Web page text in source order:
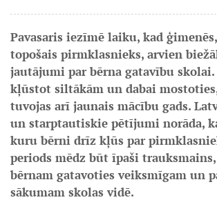
Pavasaris iezīmē laiku, kad
topošais pirmklasnieks, arvien
jautājumi par bērna gatavību
kļūstot siltākām un dabai
tuvojas arī jaunais mācību gads.
un starptautiskie pētījumi norāda,
kuru bērni drīz kļūs par
periods mēdz būt īpaši
bērnam gatavoties veiksmīgam un
sākumam skolas vidē.